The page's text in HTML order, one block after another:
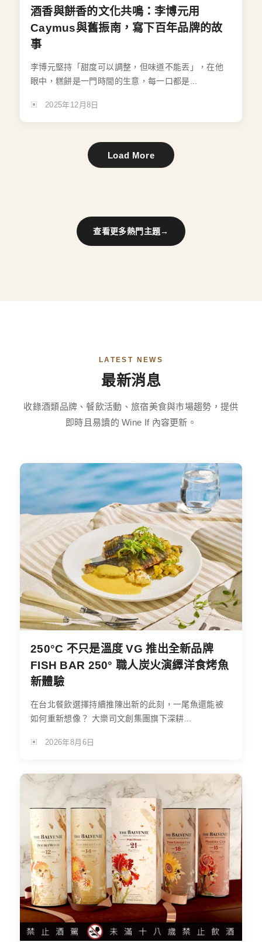
酒香與餅香的文化共鳴：李博元用
Caymus與舊振南，寫下百年品牌的故
事
李博元堅持「甜度可以調整，但味道不能丟」，在他
眼中，糕餅是一門時間的生意，每一口都是...
2025年12月8日
Load More
查看更多熱門主題→
LATEST NEWS
最新消息
收錄酒類品牌、餐飲活動、旅宿美食與市場趨勢，提供
即時且易讀的 Wine If 內容更新。
250°C 不只是溫度 VG 推出全新品牌
FISH BAR 250° 職人炭火演繹洋食烤魚
新體驗
在台北餐飲選擇持續推陳出新的此刻，一尾魚還能被
如何重新想像？ 大樂司文創集團旗下深耕...
2026年8月6日